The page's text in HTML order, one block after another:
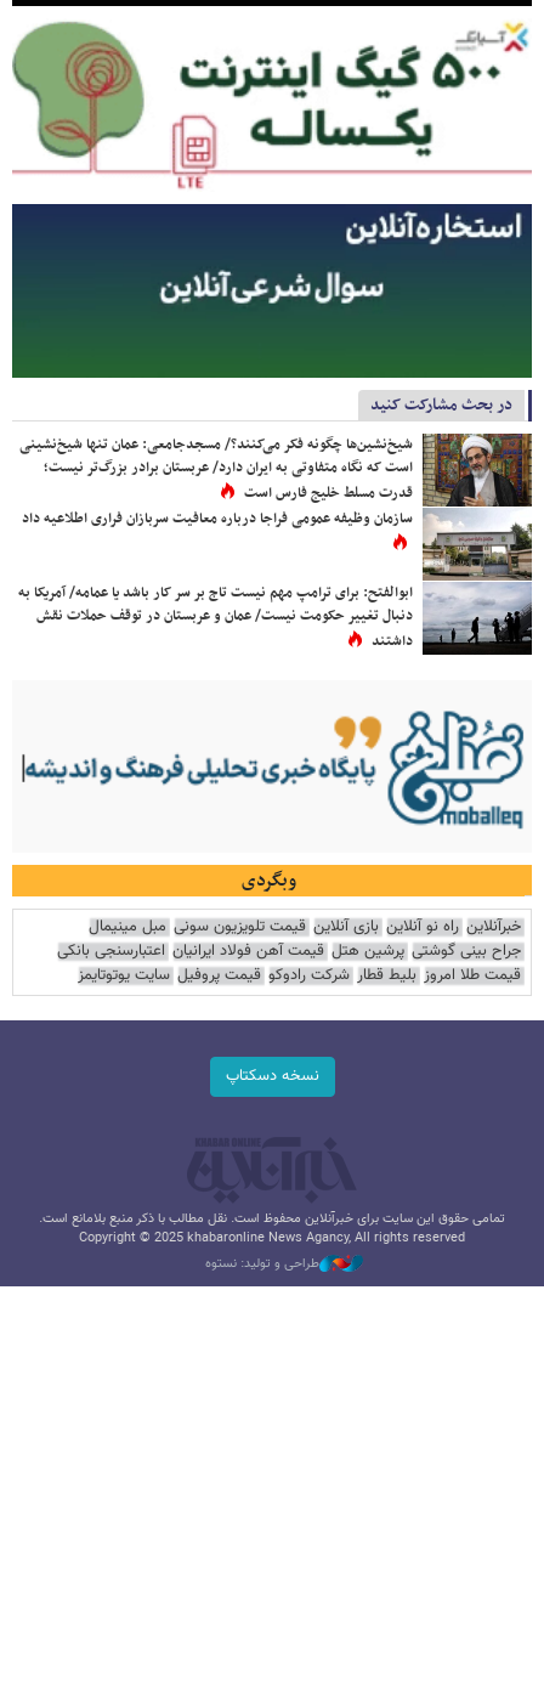
در بحث مشارکت کنید
شیخ‌نشین‌ها چگونه فکر می‌کنند؟/ مسجدجامعی: عمان تنها شیخ‌نشینی
است که نگاه متفاوتی به ایران دارد/ عربستان برادر بزرگ‌تر نیست؛
قدرت مسلط خلیج فارس است
سازمان وظیفه عمومی فراجا درباره معافیت سربازان فراری اطلاعیه داد
ابوالفتح: برای ترامپ مهم نیست تاج بر سر کار باشد یا عمامه/ آمریکا به
دنبال تغییر حکومت نیست/ عمان و عربستان در توقف حملات نقش
داشتند
وبگردی
خبرآنلاین راه نو آنلاین بازی آنلاین قیمت تلویزیون سونی مبل مینیمال
جراح بینی گوشتی پرشین هتل قیمت آهن فولاد ایرانیان اعتبارسنجی بانکی
قیمت طلا امروز بلیط قطار شرکت رادوکو قیمت پروفیل سایت یوتوتایمز
نسخه دسکتاپ
تمامی حقوق این سایت برای خبرآنلاین محفوظ است. نقل مطالب با ذکر منبع بلامانع است.
Copyright © 2025 khabaronline News Agancy, All rights reserved
طراحی و تولید: نستوه